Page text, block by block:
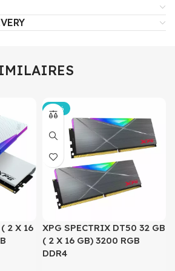
2 X 16
-10%
XPG SPECTRIX DT50 32 GB
( 2 X 16 GB) 3200 RGB
DDR4